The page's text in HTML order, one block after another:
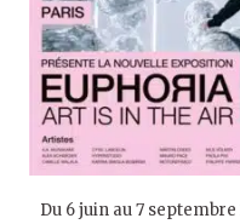
Du 6 juin au 7